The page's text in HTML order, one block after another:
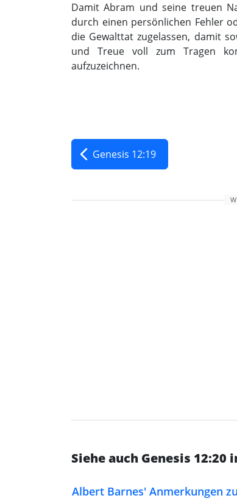
Damit Abram und seine treuen
durch einen persönlichen Fehler
die Gewalttat zugelassen, damit
und Treue voll zum Tragen
aufzuzeichnen.
Genesis 12:19
Siehe auch Genesis
Albert Barnes' Anmerkungen